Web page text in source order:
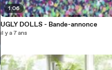
1:06
UGLY DOLLS - Bande-annonce
il y a 7 ans